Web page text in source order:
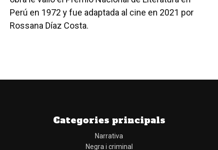
Perú en 1972 y fue adaptada al cine en 2021 por
Rossana Díaz Costa.
Categories principals
Narrativa
Negra i criminal